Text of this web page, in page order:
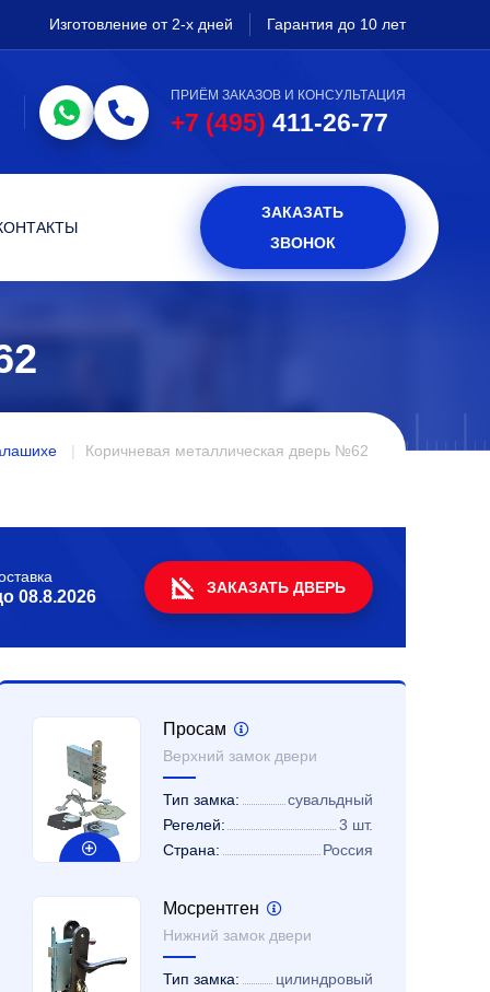
Изготовление от 2-х дней Гарантия до 10 лет
ПРИЁМ ЗАКАЗОВ И КОНСУЛЬТАЦИЯ
+7 (495) 411-26-77
ЗАКАЗАТЬ
ЗВОНОК
Коричневая металлическая дверь №62
08.8.2026 ЗАКАЗАТЬ ДВЕРЬ
Просам
Верхний замок двери
Тип замка:
сувальдный
Регелей:
3 шт.
Страна:
Россия
Мосрентген
Нижний замок двери
Тип замка:
цилиндровый